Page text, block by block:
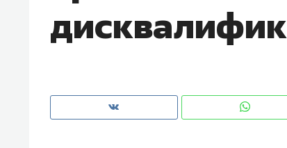
рынки, почему надо знать
чем интересен Оман?